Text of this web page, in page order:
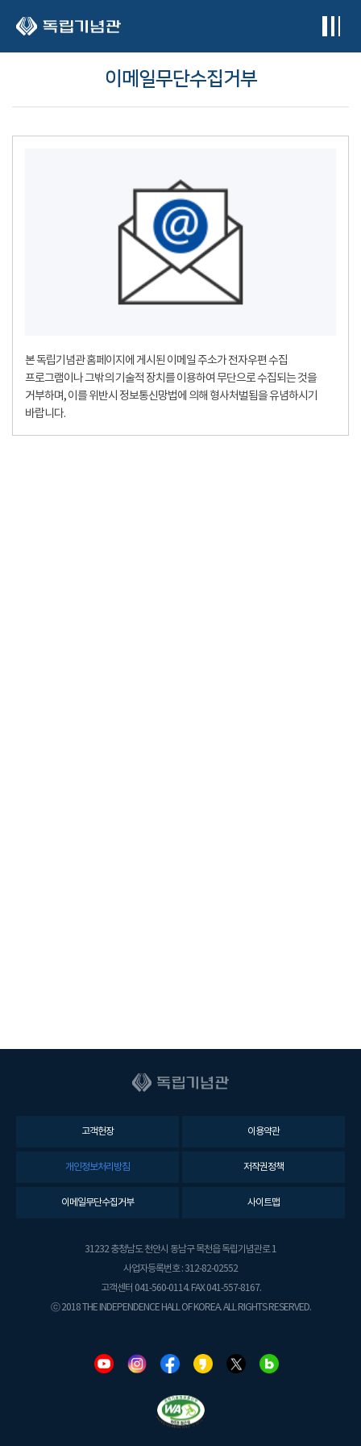
이메일무단수집거부
본 독립기념관 홈페이지에 게시된 이메일 주소가 전자우편 수집
프로그램이나 그밖의 기술적 장치를 이용하여 무단으로 수집되는 것을
거부하며, 이를 위반시 정보통신망법에 의해 형사처벌됨을 유념하시기
바랍니다.
고객헌장 이용약관
개인정보처리방침 저작권정책
이메일무단수집거부 사이트맵
31232 충청남도 천안시 동남구 목천읍 독립기념관로 1
사업자등록번호 : 312-82-02552
고객센터 041-560-0114. FAX 041-557-8167.
ⓒ 2018 THE INDEPENDENCE HALL OF KOREA. ALL RIGHTS RESERVED.